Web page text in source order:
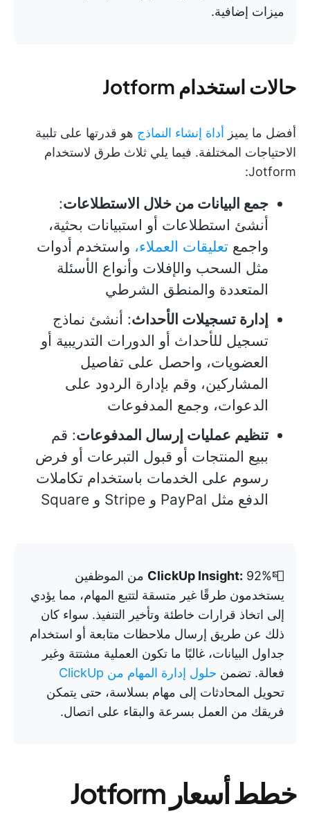
ميزات إضافية.
حالات استخدام Jotform
أفضل ما يميز أداة إنشاء النماذج هو قدرتها على تلبية
الاحتياجات المختلفة. فيما يلي ثلاث طرق لاستخدام
Jotform:
جمع البيانات من خلال الاستطلاعات:
أنشئ استطلاعات أو استبيانات بحثية،
واجمع تعليقات العملاء، واستخدم أدوات
مثل السحب والإفلات وأنواع الأسئلة
المتعددة والمنطق الشرطي
إدارة تسجيلات الأحداث: أنشئ نماذج
تسجيل للأحداث أو الدورات التدريبية أو
العضويات، واحصل على تفاصيل
المشاركين، وقم بإدارة الردود على
الدعوات، وجمع المدفوعات
تنظيم عمليات إرسال المدفوعات: قم
ببيع المنتجات أو قبول التبرعات أو فرض
رسوم على الخدمات باستخدام تكاملات
الدفع مثل PayPal و Stripe و Square
📮
ClickUp Insight: 92% من الموظفين
يستخدمون طرقًا غير متسقة لتتبع المهام، مما يؤدي
إلى اتخاذ قرارات خاطئة وتأخير التنفيذ. سواء كان
ذلك عن طريق إرسال ملاحظات متابعة أو استخدام
جداول البيانات، غالبًا ما تكون العملية مشتتة وغير
فعالة. تضمن حلول إدارة المهام من ClickUp
تحويل المحادثات إلى مهام بسلاسة، حتى يتمكن
فريقك من العمل بسرعة والبقاء على اتصال.
خطط أسعار Jotform